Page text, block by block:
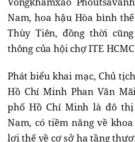
Nam, hoa hậu Hòa bình
Thùy Tiên, đồng thời
thông của hội chợ ITE
Phát biểu khai mạc, Chủ
Hồ Chí Minh Phan Văn
phố Hồ Chí Minh là đô
Nam, có tiềm năng về khoa
lợi thế về cơ sở hạ tầng